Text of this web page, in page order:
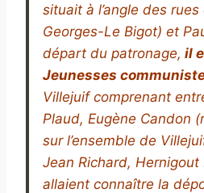
situait à l’angle des
Georges-Le Bigot) et
départ du patronage, il
Jeunesses
Villejuif comprenant
Plaud, Eugène Candon
sur l’ensemble de
Jean Richard,
allaient connaître la